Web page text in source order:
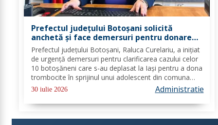
Prefectul județului Botoșani solicită
anchetă și face demersuri pentru donarea
de trombocite direct la Botoșani în cazul
adolescentului din Tudora
Prefectul județului Botoșani, Raluca Curelariu, a inițiat
de urgență demersuri pentru clarificarea cazului celor
10 botoșăneni care s-au deplasat la Iași pentru a dona
trombocite în sprijinul unui adolescent din comuna
Tudora, însă nu au putut dona. Au fost transmise
30 iulie 2026 Administratie